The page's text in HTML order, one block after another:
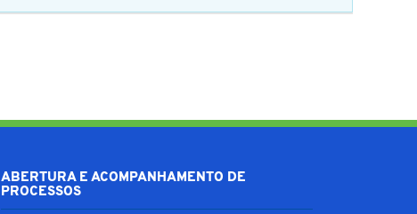
ABERTURA E ACOMPANHAMENTO DE
PROCESSOS